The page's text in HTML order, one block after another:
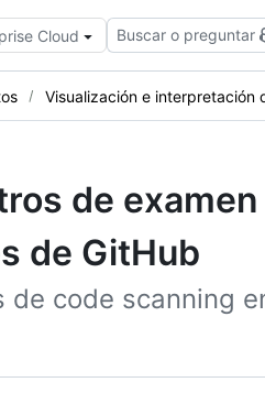
Cloud Buscar o preguntar
Visualización e interpretación
de
de GitHub
code scanning